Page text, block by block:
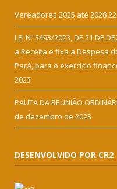
Vereadores 2025 até 2028
LEI Nº 3493/2023, DE 21 DE
a Receita e fixa a Despesa
Pará, para o exercício
2023
PAUTA DA REUNIÃO
de dezembro de 2023
DESENVOLVIDO POR CR2